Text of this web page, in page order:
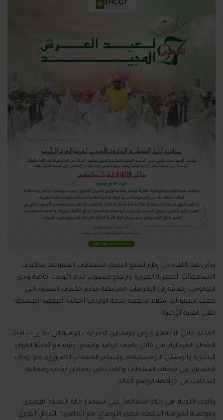
ويأتي هذا اللقاء في إطار التتبع الدقيق للسلطات العمومية لتداعيات
التساقطات المطرية الغزيرة وارتفاع منسوب مياه الأودية، خاصة وادي
اللوكوس، إضافة إلى الإكراهات المرتبطة بتدبير حقينات السدود التي
بلغت مستويات امتلاء مرتفعة نتيجة الواردات المائية المهمة المسجلة
خلال الفترة الأخيرة.
كما تم خلال الاجتماع عرض حزمة من الإجراءات الرامية إلى تعزيز دينامية
اليقظة الميدانية، من خلال تكثيف الرصد والتتبع، وتوسيع تعبئة الموارد
البشرية والوسائل اللوجستيكية، وتسخير المعدات الضرورية، مع توطيد
التنسيق بين مختلف السلطات والمتدخلين لضمان نجاعة وفعالية
التدخلات في مواجهة الوضع القائم.
وأكدت اللجنة، في ختام أشغالها، على استمرار حالة التعبئة القصوى
ومواصلة المراقبة الدقيقة لتطور الأوضاع، مع الجاهزية للتدخل الفوري